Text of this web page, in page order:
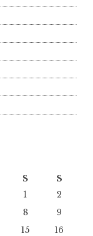
S
S
1
2
8
9
15
16